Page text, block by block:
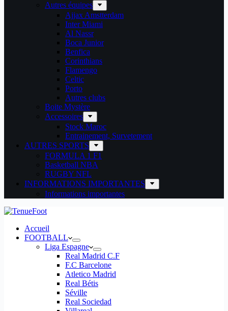
Autres équipes
Ajjax Amstterdam
Inter Miami
Al Nassr
Boca Junior
Benfica
Corinthians
Flamengo
Celtic
Porto
Autres clubs
Boite Mystère
Accessoires
Stock Maroc
Entrainement, Survetement
AUTRES SPORTS
FORMULA 1 F1
Basketball NBA
RUGBY NFL
INFORMATIONS IMPORTANTES
Informations importantes
Accueil
FOOTBALL
Liga Espagne
Real Madrid C.F
F.C Barcelone
Atletico Madrid
Real Bétis
Séville
Real Sociedad